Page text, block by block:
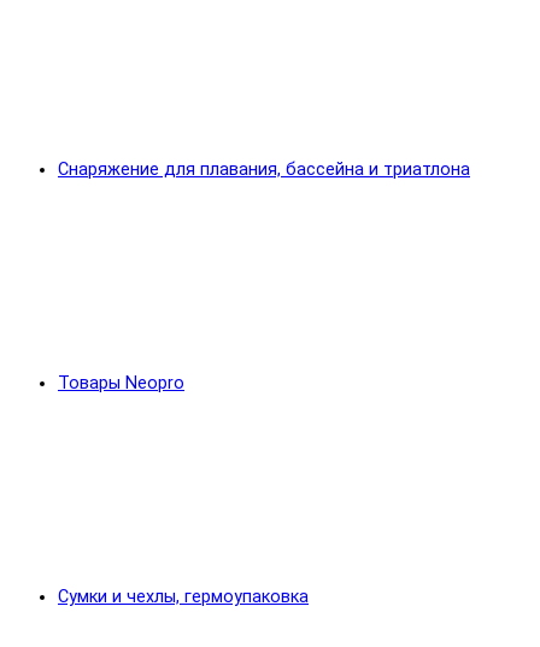
Снаряжение для плавания, бассейна и триатлона
Товары Neopro
Сумки и чехлы, гермоупаковка